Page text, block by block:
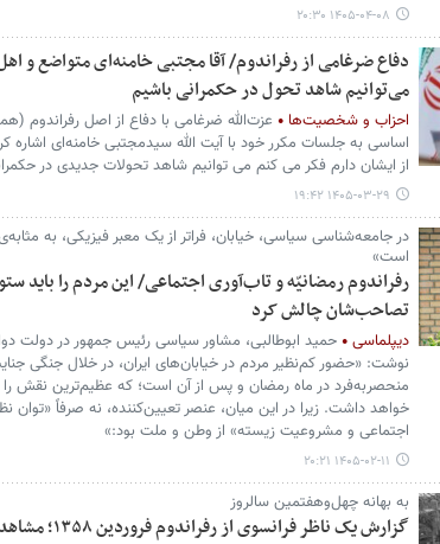
۱۴۰۵-۰۴-۰۸ ۲۰:۳۰
دفاع ضرغامی از رفراندوم/ آقا مجتبی خامنه‌ای متواضع و
می‌توانیم شاهد تحول در حکمرانی باشیم
احزاب و شخصیت‌ها
عزت‌الله ضرغامی با دفاع از اصل رفراندوم
اساسی به جلسات مکرر خود با آیت الله سیدمجتبی خامنه‌ای اشاره
از ایشان دارم فکر می کنم می توانیم شاهد تحولات جدیدی در
۱۴۰۵-۰۳-۲۹ ۱۹:۴۲
در جامعه‌شناسی سیاسی، خیابان، فراتر از یک معبر فیزیکی، به
است»
رفراندوم رمضانیّه و تاب‌آوری اجتماعی/ این مردم را باید
تصاحب‌شان چالش کرد
دیپلماسی
حمید ابوطالبی، مشاور سیاسی رئیس جمهور در دولت
نوشت: «حضور کم‌نظیر مردم در خیابان‌های ایران، در خلال جنگی
منحصربه‌فرد در ماه رمضان و پس از آن است؛ که عظیم‌ترین نقش را
خواهد داشت. زیرا در این میان، عنصر تعیین‌کننده، نه صرفاً «توان
اجتماعی و مشروعیت زیسته» از وطن و ملت بود:»
۱۴۰۵-۰۲-۱۱ ۲۰:۲۱
به بهانه چهل‌وهفتمین سالروز
گزارش یک ناظر فرانسوی از رفراندوم فروردین ۱۳۵۸؛ مشاهدات، نقدها و پاسخ‌ها